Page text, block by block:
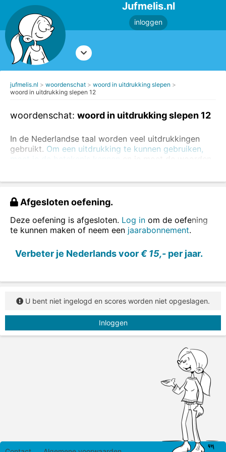
Jufmelis.nl
inloggen
jufmelis.nl woordenschat
woord in uitdrukking slepen
woord in uitdrukking slepen 12
woordenschat: woord in uitdrukking slepen 12
In de Nederlandse taal worden veel uitdrukkingen
gebruikt. Om een uitdrukking te kunnen gebruiken,
de ontbrekende woorden invullen.
Je kunt ook eerst
oefenen met het opzoeken van
uitdrukkingen in een woordenboek
met het herkennen van figuurlijk taalgebruik.
In deze opdracht zie je vijf uitdrukkingen. Sleep
Afgesloten oefening.
Deze oefening is afgesloten. Log in om de oefening
te kunnen maken of neem een jaarabonnement.
Verbeter je Nederlands voor€ 15,- per jaar.
U bent niet ingelogd en scores worden niet opgeslagen.
Inloggen